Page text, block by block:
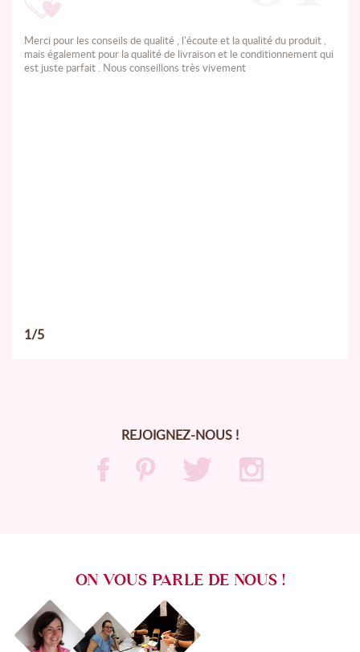
Merci pour les conseils de qualité , l'écoute et la qualité du produit ,
mais également pour la qualité de livraison et le conditionnement qui
est juste parfait . Nous conseillons très vivement
1/5
REJOIGNEZ-NOUS !
ON VOUS PARLE DE NOUS !